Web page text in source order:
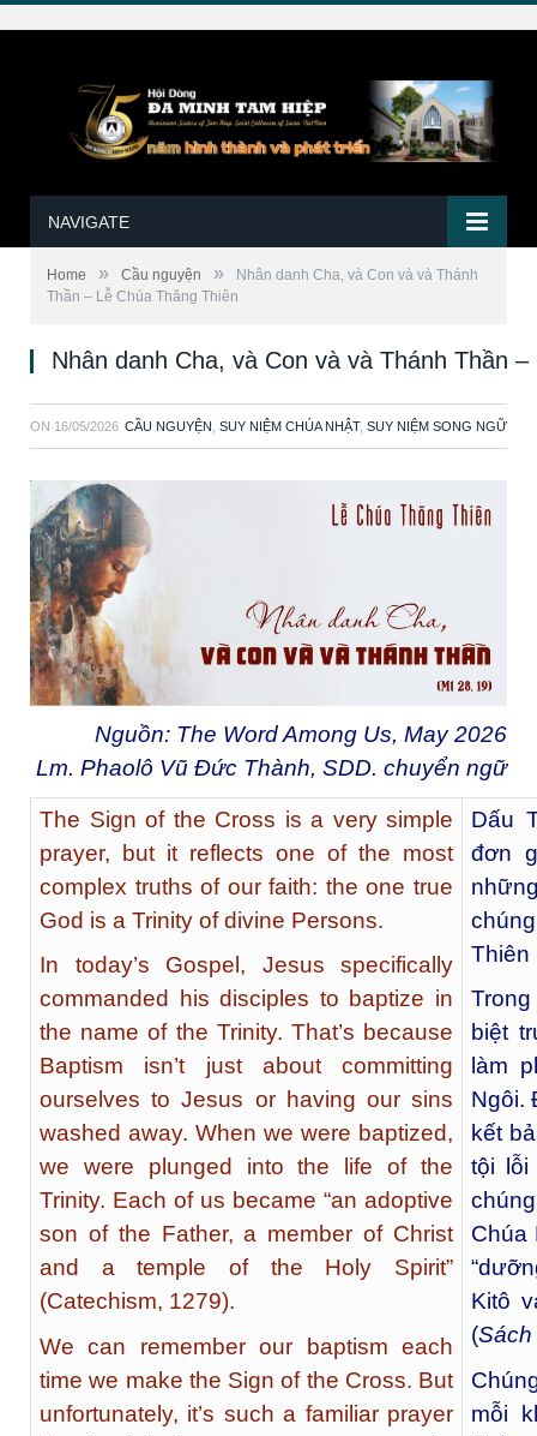
NAVIGATE
Home » Cầu nguyện »
Nhân danh Cha, và Con và và Thánh
Thần – Lễ Chúa Thăng Thiên
Nhân danh Cha, và Con và và Thánh Thần
ON 16/05/2026 CẦU NGUYỆN SUY NIỆM CHÚA NHẬT, SUY NIỆM SONG NGỮ
Nguồn: The Word Among Us, May 2026
Lm. Phaolô Vũ Đức Thành, SDD. chuyển ngữ
The Sign of the Cross is a very simple
prayer, but it reflects one of the most
complex truths of our faith: the one true
God is a Trinity of divine Persons.
In today’s Gospel, Jesus specifically
commanded his disciples to baptize in
the name of the Trinity. That’s because
Baptism isn’t just about committing
ourselves to Jesus or having our sins
washed away. When we were baptized,
we were plunged into the life of the
Trinity. Each of us became “an adoptive
son of the Father, a member of Christ
and a temple of the Holy Spirit”
(Catechism, 1279).
We can remember our baptism each
time we make the Sign of the Cross. But
unfortunately, it’s such a familiar prayer
Dấu
đơn
Thiên
biệt
làm
Ngôi.
kết
tội lỗi
Chúa
Kitô
(Sách
mỗi